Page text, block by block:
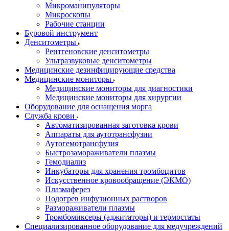
Микроманипуляторы
Микроскопы
Рабочие станции
Буровой инструмент
Денситометры
Рентгеновские денситометры
Ультразвуковые денситометры
Медицинские дезинфицирующие средства
Медицинские мониторы
Медицинские мониторы для диагностики
Медицинские мониторы для хирургии
Оборудование для оснащения морга
Служба крови
Автоматизированная заготовка крови
Аппараты для аутотрансфузии
Аутогемотрансфузия
Быстрозамораживатели плазмы
Гемодиализ
Инкубаторы для хранения тромбоцитов
Искусственное кровообращение (ЭКМО)
Плазмаферез
Подогрев инфузионных растворов
Размораживатели плазмы
Тромбомиксеры (аджитаторы) и термостаты
Специализированное оборудование для медучреждений